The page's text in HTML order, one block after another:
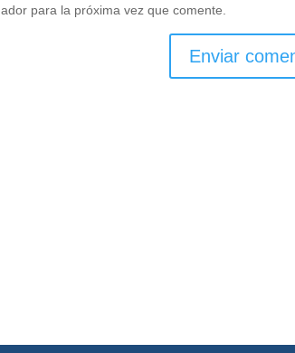
para la próxima vez que comente.